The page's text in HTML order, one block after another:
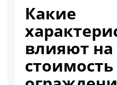
Какие
влияют
стоимость